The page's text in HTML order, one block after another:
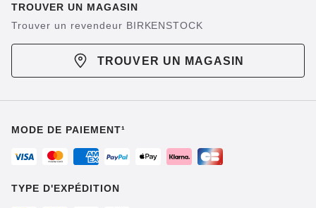
TROUVER UN MAGASIN
Trouver un revendeur BIRKENSTOCK
TROUVER UN MAGASIN
MODE DE PAIEMENT¹
TYPE D'EXPÉDITION